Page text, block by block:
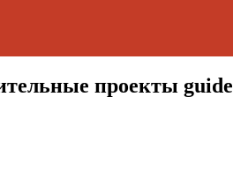
проекты guide